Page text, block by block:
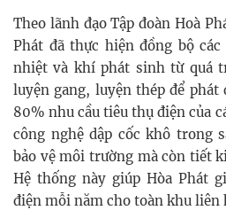
Theo lãnh đạo Tập đoàn Hoà
Phát đã thực hiện đồng bộ
nhiệt và khí phát sinh từ quá
luyện gang, luyện thép để
80% nhu cầu tiêu thụ điện của
công nghệ dập cốc khô trong
bảo vệ môi trường mà còn tiết
Hệ thống này giúp Hòa Phát
điện mỗi năm cho toàn khu liên